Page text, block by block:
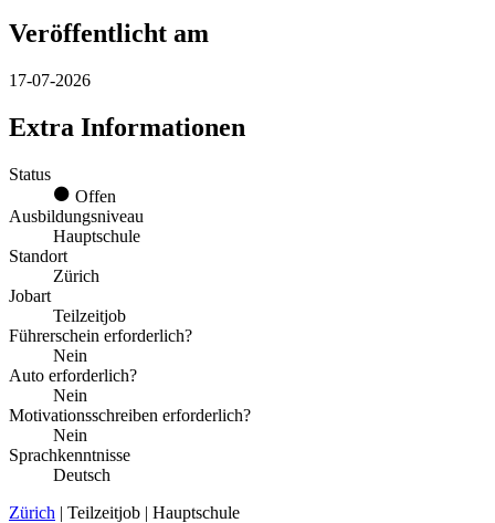
Veröffentlicht am
17-07-2026
Extra Informationen
Status
Offen
Ausbildungsniveau
Hauptschule
Standort
Zürich
Jobart
Teilzeitjob
Führerschein erforderlich?
Nein
Auto erforderlich?
Nein
Motivationsschreiben erforderlich?
Nein
Sprachkenntnisse
Deutsch
Zürich | Teilzeitjob | Hauptschule